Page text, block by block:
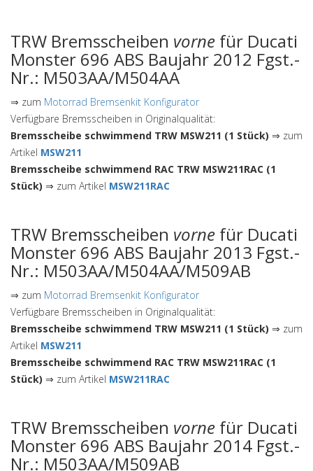
TRW Bremsscheiben vorne für Ducati
Monster 696 ABS Baujahr 2012 Fgst.-
Nr.: M503AA/M504AA
⇒ zum Motorrad Bremsenkit Konfigurator
Verfügbare Bremsscheiben in Originalqualität:
Bremsscheibe schwimmend TRW MSW211 (1 Stück) ⇒ zum
Artikel MSW211
Bremsscheibe schwimmend RAC TRW MSW211RAC (1
Stück) ⇒ zum Artikel MSW211RAC
TRW Bremsscheiben vorne für Ducati
Monster 696 ABS Baujahr 2013 Fgst.-
Nr.: M503AA/M504AA/M509AB
⇒ zum Motorrad Bremsenkit Konfigurator
Verfügbare Bremsscheiben in Originalqualität:
Bremsscheibe schwimmend TRW MSW211 (1 Stück) ⇒ zum
Artikel MSW211
Bremsscheibe schwimmend RAC TRW MSW211RAC (1
Stück) ⇒ zum Artikel MSW211RAC
TRW Bremsscheiben vorne für Ducati
Monster 696 ABS Baujahr 2014 Fgst.-
Nr.: M503AA/M509AB